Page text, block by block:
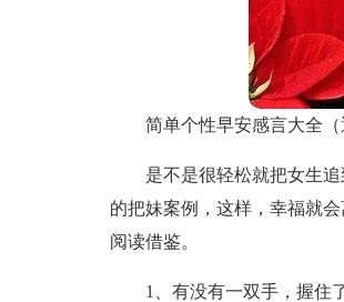
简单个性早安感言大全（
是不是很轻松就把女生
的把妹案例，这样，幸福就
阅读借鉴。
1、有没有一双手，握住